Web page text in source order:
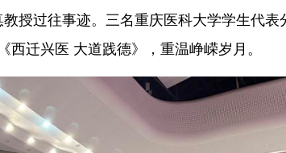
授过往事迹。三名重庆医科大学学生代表
迁兴医 大道践德》，重温峥嵘岁月。